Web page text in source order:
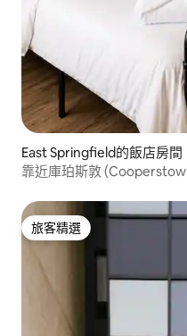
East Springfield的飯店房間
靠近庫珀斯敦
旅客精選
旅客精選